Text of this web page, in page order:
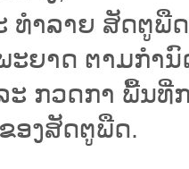
ຳລາຍ ສັດຕູພືດ
ະຍາດ ຕາມກຳ
ວດກາ ພື້ນທີ່ກ
ອງສັດຕູພືດ.